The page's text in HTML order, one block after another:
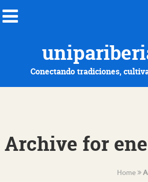
Conectando tradiciones,
Archive for
Home